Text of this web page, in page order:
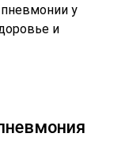
пневмонии у
и